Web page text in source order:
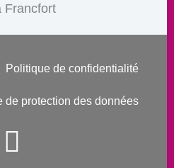
Francfort
Politique de confidentialité
de protection des données